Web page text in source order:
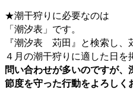
★潮干狩りに必要なのは
「潮汐表」です。
『潮汐表 苅田』と検索し、
４月の潮干狩りに適した日を
問い合わせが多いのですが、
節度を守った行動をよろしく